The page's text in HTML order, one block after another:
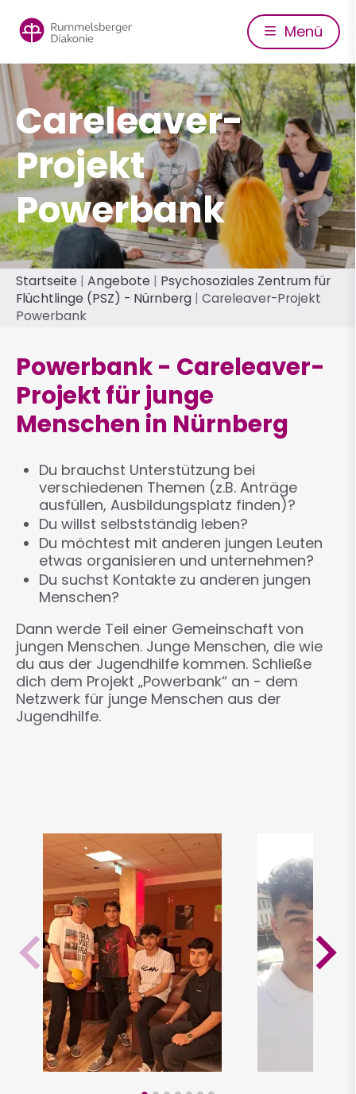
zum
Inhalt
Menü
Careleaver-
Projekt
Powerbank
Pfadnavigation
Startseite Angebote
Psychosoziales Zentrum für
Flüchtlinge (PSZ) - Nürnberg Careleaver-Projekt
Powerbank
Powerbank - Careleaver-
Projekt für junge
Menschen in Nürnberg
Du brauchst Unterstützung bei
verschiedenen Themen (z.B. Anträge
ausfüllen, Ausbildungsplatz finden)?
Du willst selbstständig leben?
Du möchtest mit anderen jungen Leuten
etwas organisieren und unternehmen?
Du suchst Kontakte zu anderen jungen
Menschen?
Dann werde Teil einer Gemeinschaft von
jungen Menschen. Junge Menschen, die wie
du aus der Jugendhilfe kommen. Schließe
dich dem Projekt „Powerbank“ an - dem
Netzwerk für junge Menschen aus der
Jugendhilfe.